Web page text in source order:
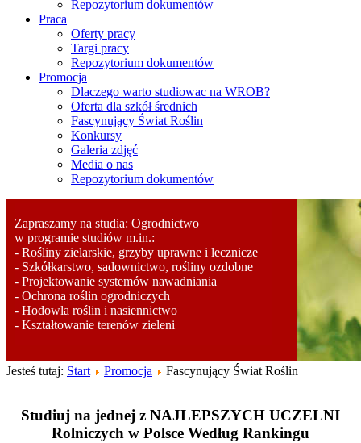
Repozytorium dokumentów
Praca
Oferty pracy
Targi pracy
Repozytorium dokumentów
Promocja
Dlaczego warto studiowac na WROB?
Oferta dla szkół średnich
Fascynujący Świat Roślin
Konkursy
Galeria zdjęć
Media o nas
Repozytorium dokumentów
Zapraszamy na studia: Ogrodnictwo
w programie studiów m.in.:
- Rośliny zielarskie, grzyby uprawne i lecznicze
- Szkółkarstwo, sadownictwo, rośliny ozdobne
- Projektowanie systemów nawadniania
- Ochrona roślin ogrodniczych
- Hodowla roślin i nasiennictwo
- Kształtowanie terenów zieleni
Jesteś tutaj: Start Promocja Fascynujący Świat Roślin
Studiuj na jednej z NAJLEPSZYCH UCZELNI
Rolniczych w Polsce Według Rankingu